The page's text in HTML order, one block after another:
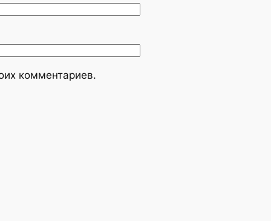
комментариев.